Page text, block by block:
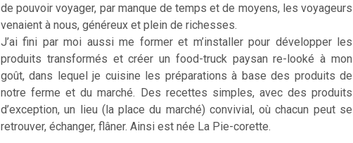
de pouvoir voyager, par manque de temps et de moyens, les voyageurs
venaient à nous, généreux et plein de richesses.
J’ai fini par moi aussi me former et m’installer pour développer les
produits transformés et créer un food-truck paysan re-looké à mon
goût, dans lequel je cuisine les préparations à base des produits de
notre ferme et du marché. Des recettes simples, avec des produits
d’exception, un lieu (la place du marché) convivial, où chacun peut se
retrouver, échanger, flâner. Ainsi est née La Pie-corette.